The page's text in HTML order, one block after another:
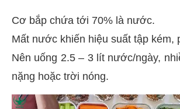
Cơ bắp chứa tới 70% là nước.
Mất nước khiến hiệu suất tập kém,
Nên uống 2.5 – 3 lít nước/ngày,
nặng hoặc trời nóng.